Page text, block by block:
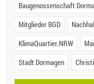
Baugenossenschaft
Mitglieder BGD
KlimaQuartier.NRW
Stadt Dormagen